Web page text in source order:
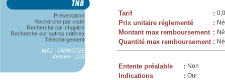
Présentation
Recherche par code
Recherche par chapitre
Recherche sur autres critères
Téléchargement
MAJ : 04/06/2026
Version : 105
Tarif :
Prix unitaire réglementé :
Montant max remboursement :
Quantité max remboursement :
Entente préalable : Non
Indications : Oui